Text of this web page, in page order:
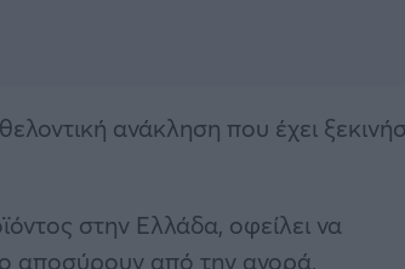
ανάκληση που έχει
στην Ελλάδα, οφείλει να
αποσύρουν από την αγορά,